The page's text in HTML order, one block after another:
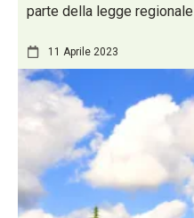
parte della legge regionale
11 Aprile 2023